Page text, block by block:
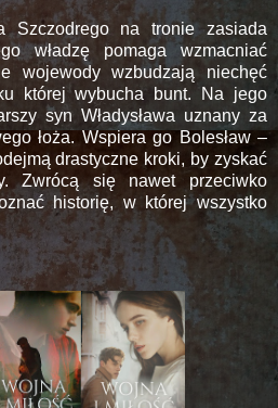
Szczodrego na tronie zasiada
władzę pomaga wzmacniać
wojewody wzbudzają niechęć
której wybucha bunt. Na jego
syn Władysława uznany za
łoża. Wspiera go Bolesław –
drastyczne kroki, by zyskać
Zwrócą się nawet przeciwko
historię, w której wszystko